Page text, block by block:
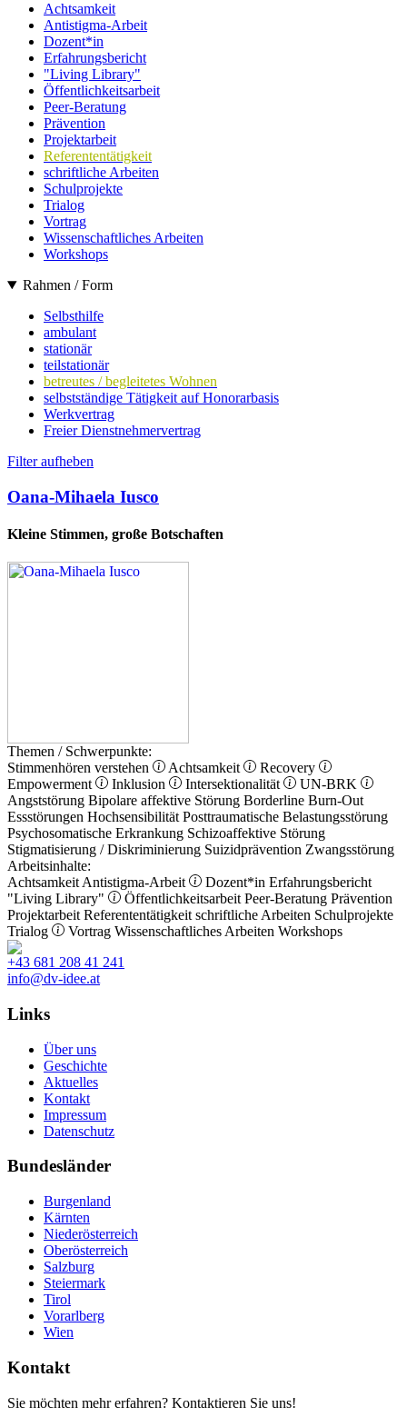
Achtsamkeit
Antistigma-Arbeit
Dozent*in
Erfahrungsbericht
"Living Library"
Öffentlichkeitsarbeit
Peer-Beratung
Prävention
Projektarbeit
Referententätigkeit
schriftliche Arbeiten
Schulprojekte
Trialog
Vortrag
Wissenschaftliches Arbeiten
Workshops
Rahmen / Form
Selbsthilfe
ambulant
stationär
teilstationär
betreutes / begleitetes Wohnen
selbstständige Tätigkeit auf Honorarbasis
Werkvertrag
Freier Dienstnehmervertrag
Filter aufheben
Oana-Mihaela Iusco
Kleine Stimmen, große Botschaften
Themen / Schwerpunkte:
Stimmenhören verstehen
Achtsamkeit
Recovery
Empowerment
Inklusion Intersektionalität
UN-BRK
Angststörung Bipolare affektive Störung Borderline Burn-Out
Essstörungen Hochsensibilität Posttraumatische Belastungsstörung
Psychosomatische Erkrankung Schizoaffektive Störung
Stigmatisierung / Diskriminierung Suizidprävention Zwangsstörung
Arbeitsinhalte:
Achtsamkeit Antistigma-Arbeit Dozent*in Erfahrungsbericht
"Living Library"
Öffentlichkeitsarbeit Peer-Beratung Prävention
Projektarbeit Referententätigkeit schriftliche Arbeiten Schulprojekte
Trialog
Vortrag Wissenschaftliches Arbeiten Workshops
+43 681 208 41 241
info@dv-idee.at
Links
Über uns
Geschichte
Aktuelles
Kontakt
Impressum
Datenschutz
Bundesländer
Burgenland
Kärnten
Niederösterreich
Oberösterreich
Salzburg
Steiermark
Tirol
Vorarlberg
Wien
Kontakt
Sie möchten mehr erfahren? Kontaktieren Sie uns!